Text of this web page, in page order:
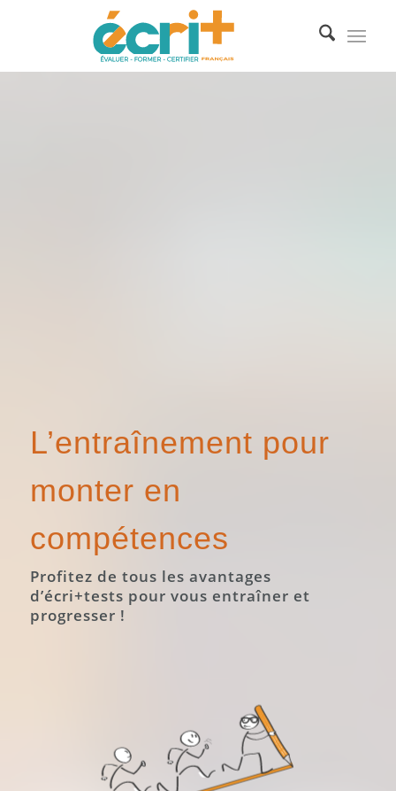
L’entraînement pour
monter en
compétences
Profitez de tous les avantages
d’écri+tests pour vous entraîner et
progresser !